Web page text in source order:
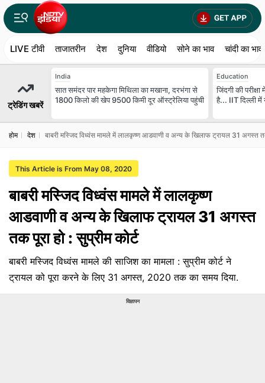
LIVE टीवी ताजातरीन देश दुनिया वीडियो सोने का भाव चांदी का भाव
ट्रेडिंग खबरें
India
सात समंदर पार महकेगा मिथिला का मखाना, दरभंगा से
1800 किलो की खेप 9500 किमी दूर ऑस्ट्रेलिया पहुंची
Education
जिंदगी की
है... IIT दिल्ली में
होम देश बाबरी मस्जिद विध्वंस मामले में लालकृष्ण आडवाणी व अन्य के ख‍िलाफ ट्रायल 31 अगस्त तक
This Article is From May 08, 2020
बाबरी मस्जिद विध्वंस मामले में लालकृष्ण
आडवाणी व अन्य के ख‍िलाफ ट्रायल 31 अगस्त
तक पूरा हो : सुप्रीम कोर्ट
बाबरी मस्जिद विध्वंस मामले की साजिश का मामला : सुप्रीम कोर्ट ने
ट्रायल को पूरा करने के लिए 31 अगस्त, 2020 तक का समय दिया.
विज्ञापन